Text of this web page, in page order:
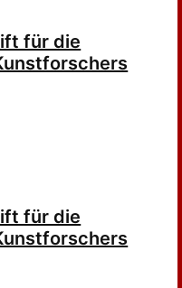
für die
für die